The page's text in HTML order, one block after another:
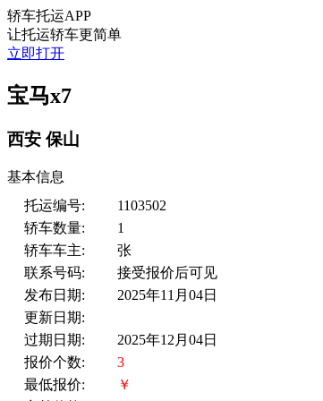
轿车托运APP
让托运轿车更简单
立即打开
宝马x7
西安 保山
基本信息
托运编号:
1103502
轿车数量:
1
轿车车主:
张
联系号码:
接受报价后可见
发布日期:
2025年11月04日
更新日期:
过期日期:
2025年12月04日
报价个数:
3
最低报价:
￥